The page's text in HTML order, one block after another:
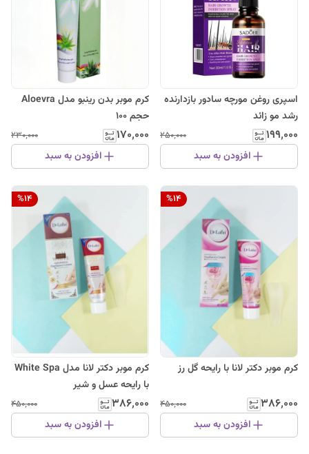
اسپری روغن مورچه سادور بازدارنده
رشد مو زائد
۱۹۹٬۰۰۰ ۲۵۰٬۰۰۰
افزودن به سبد
کرم موبر بدن رینبو مدل Aloevra
حجم 100
۱۷۰٬۰۰۰ ۲۳۰٬۰۰۰
افزودن به سبد
%14
کرم موبر دکتر لانا با رایحه گل رز
۳۸۶٬۰۰۰ ۴۵۰٬۰۰۰
افزودن به سبد
%14
کرم موبر دکتر لانا مدل White Spa
با رایحه عسل و شیر
۳۸۶٬۰۰۰ ۴۵۰٬۰۰۰
افزودن به سبد